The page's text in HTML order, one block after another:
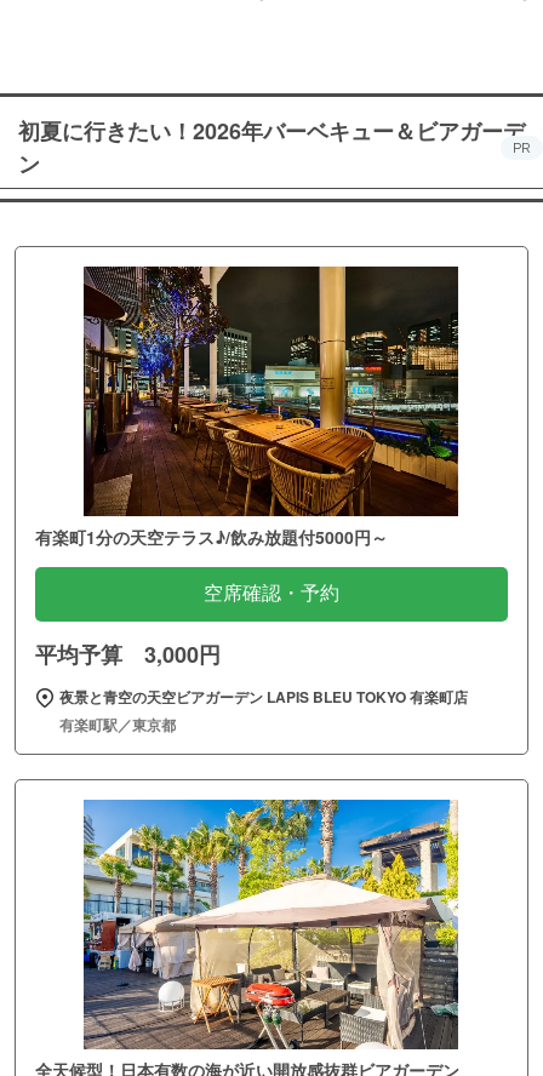
初夏に行きたい！2026年バーベキュー＆ビアガーデ
ン
PR
有楽町1分の天空テラス♪/飲み放題付5000円～
空席確認・予約
平均予算 3,000円
夜景と青空の天空ビアガーデン LAPIS BLEU TOKYO 有楽町店
有楽町駅／東京都
全天候型！日本有数の海が近い開放感抜群ビアガーデン